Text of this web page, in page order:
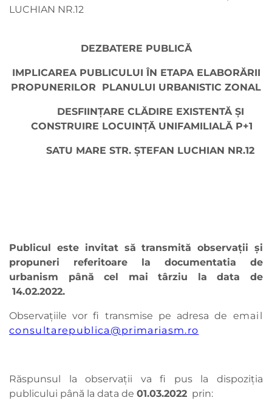
LUCHIAN NR.12
DEZBATERE PUBLICĂ
IMPLICAREA PUBLICULUI ÎN ETAPA ELABORĂRII
PROPUNERILOR PLANULUI URBANISTIC ZONAL
DESFIINȚARE CLĂDIRE EXISTENTĂ ȘI
CONSTRUIRE LOCUINȚĂ UNIFAMILIALĂ P+1
SATU MARE STR. ȘTEFAN LUCHIAN NR.12
Publicul este invitat să transmită observaţii şi
propuneri referitoare la documentatia de
urbanism până cel mai târziu la data de
14.02.2022.
Observaţiile vor fi transmise pe adresa de email
consultarepublica@primariasm.ro
Răspunsul la observaţii va fi pus la dispoziţia
publicului până la data de 01.03.2022 prin: